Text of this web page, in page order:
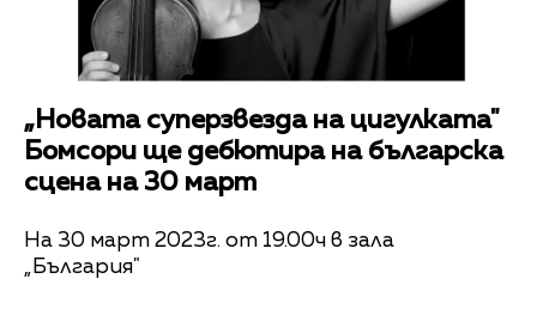
„Новата суперзвезда на цигулката"
Бомсори ще дебютира на българска
сцена на 30 март
На 30 март 2023г. от 19.00ч в зала
„България"